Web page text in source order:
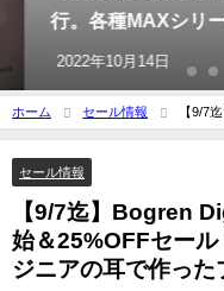
行。各種MAXシリー
2022年10月14日
ホーム セール情報
【9/7
25%OFFセール！モダンメタルの
セール情報
【9/7迄】Bogren
始＆25%OFFセー
ジニアの耳で作った